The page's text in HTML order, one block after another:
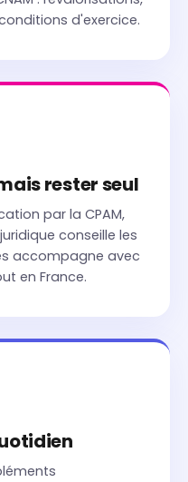
d'exercice.
rester seul
par la CPAM,
conseille les
accompagne avec
en France.